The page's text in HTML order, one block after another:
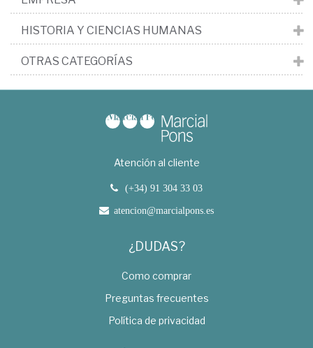
HISTORIA Y CIENCIAS HUMANAS
OTRAS CATEGORÍAS
Atención al cliente
(+34) 91 304 33 03
atencion@marcialpons.es
¿DUDAS?
Como comprar
Preguntas frecuentes
Política de privacidad